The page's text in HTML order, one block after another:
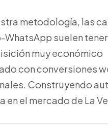
metodología, las
suelen
muy económico
con conversiones
Construyendo
en el mercado de La